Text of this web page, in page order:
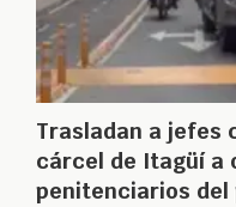
Trasladan a jefes
cárcel de Itagüí a
penitenciarios del